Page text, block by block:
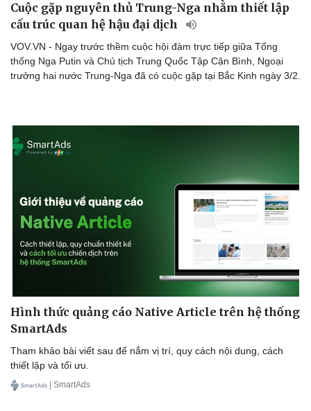
Cuộc gặp nguyên thủ Trung-Nga nhằm thiết lập
cấu trúc quan hệ hậu đại dịch
VOV.VN - Ngay trước thềm cuộc hội đàm trực tiếp giữa Tổng
thống Nga Putin và Chủ tịch Trung Quốc Tập Cận Bình, Ngoại
trưởng hai nước Trung-Nga đã có cuộc gặp tại Bắc Kinh ngày 3/2.
Hình thức quảng cáo Native Article trên hệ thống
SmartAds
Tham khảo bài viết sau để nắm vị trí, quy cách nội dung, cách
thiết lập và tối ưu.
| SmartAds